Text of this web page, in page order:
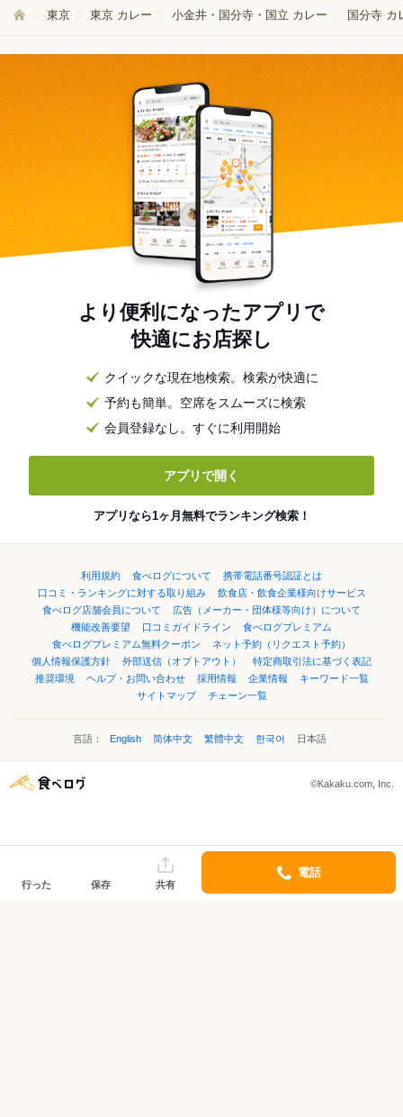
東京 東京 カレー 小金井・国分寺・国立 カレー 国分寺 カ
より便利になったアプリで
快適にお店探し
クイックな現在地検索。検索が快適に
予約も簡単。空席をスムーズに検索
会員登録なし。すぐに利用開始
アプリで開く
アプリなら1ヶ月無料でランキング検索！
利用規約 食べログについて
携帯電話番号認証とは
口コミ・ランキングに対する取り組み
飲食店・飲食企業様向けサービス
食べログ店舗会員について
広告（メーカー・団体様等向け）について
機能改善要望
口コミガイドライン
食べログプレミアム
食べログプレミアム無料クーポン
ネット予約（リクエスト予約）
個人情報保護方針
外部送信（オプトアウト）
特定商取引法に基づく表記
推奨環境
ヘルプ・お問い合わせ 採用情報 企業情報
キーワード一覧
サイトマップ
チェーン一覧
言語： English 简体中文 繁體中文 한국어 日本語
©Kakaku.com, Inc.
行った 保存 共有
電話